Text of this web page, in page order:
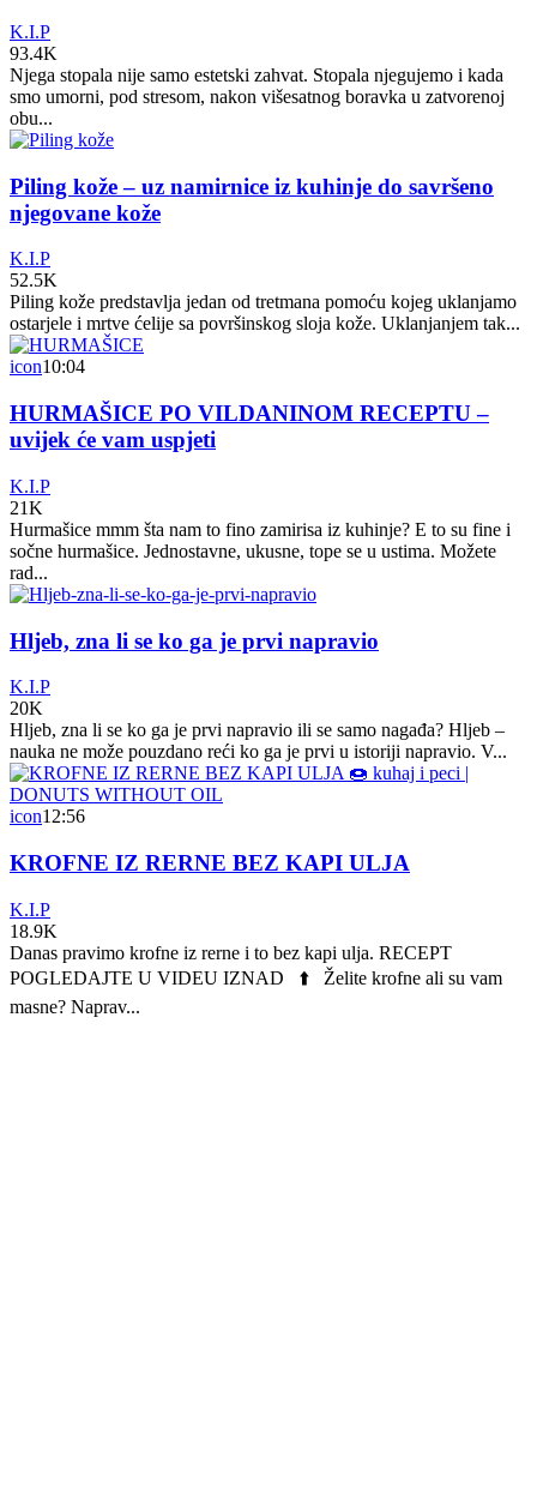
K.I.P
93.4K
Njega stopala nije samo estetski zahvat. Stopala njegujemo i kada
smo umorni, pod stresom, nakon višesatnog boravka u zatvorenoj
obu...
Piling kože – uz namirnice iz kuhinje do savršeno
njegovane kože
K.I.P
52.5K
Piling kože predstavlja jedan od tretmana pomoću kojeg uklanjamo
ostarjele i mrtve ćelije sa površinskog sloja kože. Uklanjanjem tak...
icon10:04
HURMAŠICE PO VILDANINOM RECEPTU –
uvijek će vam uspjeti
K.I.P
21K
Hurmašice mmm šta nam to fino zamirisa iz kuhinje? E to su fine i
sočne hurmašice. Jednostavne, ukusne, tope se u ustima. Možete
rad...
Hljeb, zna li se ko ga je prvi napravio
K.I.P
20K
Hljeb, zna li se ko ga je prvi napravio ili se samo nagađa? Hljeb –
nauka ne može pouzdano reći ko ga je prvi u istoriji napravio. V...
icon12:56
KROFNE IZ RERNE BEZ KAPI ULJA
K.I.P
18.9K
Danas pravimo krofne iz rerne i to bez kapi ulja. RECEPT
POGLEDAJTE U VIDEU IZNAD ⬆️ Želite krofne ali su vam
masne? Naprav...